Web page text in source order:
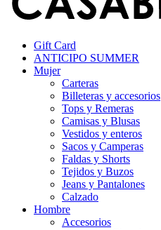
Gift Card
ANTICIPO SUMMER
Mujer
Carteras
Billeteras y accesorios
Tops y Remeras
Camisas y Blusas
Vestidos y enteros
Sacos y Camperas
Faldas y Shorts
Tejidos y Buzos
Jeans y Pantalones
Calzado
Hombre
Accesorios